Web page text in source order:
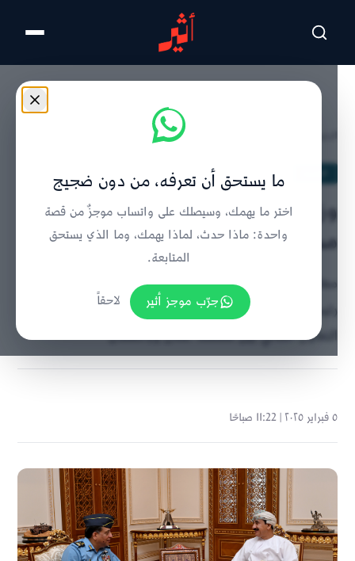
تخطى للمحتوى الرئيسي
وزير المكتب السُّلطاني يستقبل
مسؤولاً باكستانيًا
معالي الفريق أول سلطان بن محمد النعماني يبحث مع
رئيس هيئة أركان القوات الجوية الباكستانية سُبل تعزيز
التعاون الثنائي بين سلطنة عُمان وباكستان
٥ فبراير ٢٠٢٥ | 11:22 صباحًا
ما يستحق أن تعرفه، من دون ضجيج
اختر ما يهمك، وسيصلك على واتساب موجزٌ من قصة
واحدة: ماذا حدث، لماذا يهمك، وما الذي يستحق
المتابعة.
جرّب موجز أثير
لاحقاً